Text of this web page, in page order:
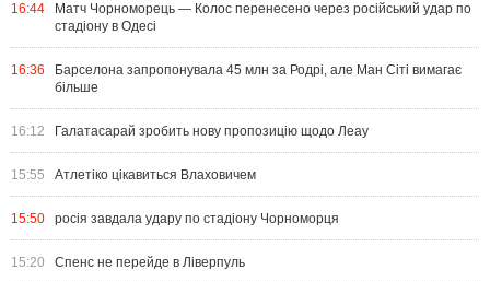
16:44
Матч Чорноморець — Колос перенесено через російський удар по
стадіону в Одесі
16:36
Барселона запропонувала 45 млн за Родрі, але Ман Сіті вимагає
більше
16:12 Галатасарай зробить нову пропозицію щодо Леау
15:55 Атлетіко цікавиться Влаховичем
15:50 росія завдала удару по стадіону Чорноморця
15:20 Спенс не перейде в Ліверпуль